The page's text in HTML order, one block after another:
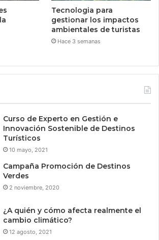
Tecnologia para
gestionar los impactos
ambientales de turistas
Hace 3 semanas
Curso de Experto en Gestión e
Innovación Sostenible de Destinos
Turísticos
10 mayo, 2021
Campaña Promoción de Destinos
Verdes
2 noviembre, 2020
¿A quién y cómo afecta realmente el
cambio climático?
12 agosto, 2021